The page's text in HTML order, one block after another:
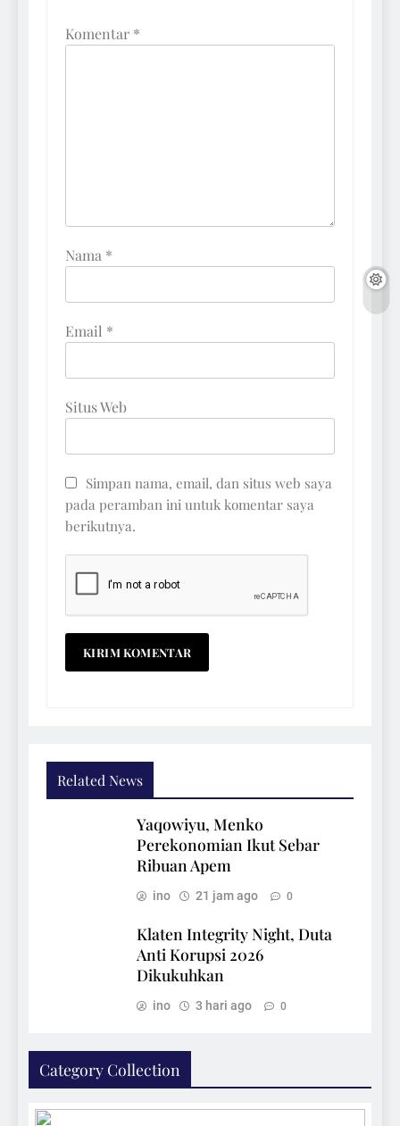
Komentar *
Nama *
Email *
Situs Web
Simpan nama, email, dan situs web saya
pada peramban ini untuk komentar saya
berikutnya.
Related News
Yaqowiyu, Menko
Perekonomian Ikut Sebar
Ribuan Apem
ino 21 jam ago 0
Klaten Integrity Night, Duta
Anti Korupsi 2026
Dikukuhkan
ino 3 hari ago 0
Category Collection